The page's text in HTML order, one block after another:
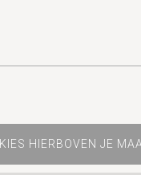
KIES HIERBOVEN JE